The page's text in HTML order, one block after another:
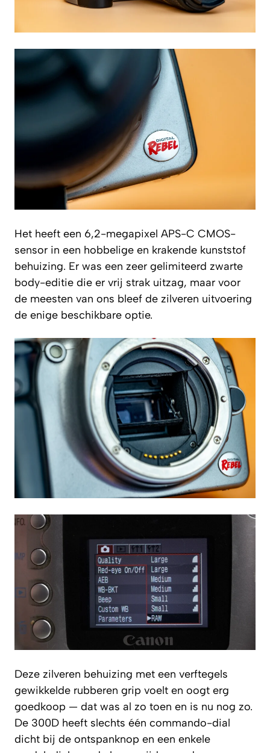
Het heeft een 6,2-megapixel APS-C CMOS-
sensor in een hobbelige en krakende kunststof
behuizing. Er was een zeer gelimiteerd zwarte
body-editie die er vrij strak uitzag, maar voor
de meesten van ons bleef de zilveren uitvoering
de enige beschikbare optie.
Deze zilveren behuizing met een verftegels
gewikkelde rubberen grip voelt en oogt erg
goedkoop — dat was al zo toen en is nu nog zo.
De 300D heeft slechts één commando-dial
dicht bij de ontspanknop en een enkele